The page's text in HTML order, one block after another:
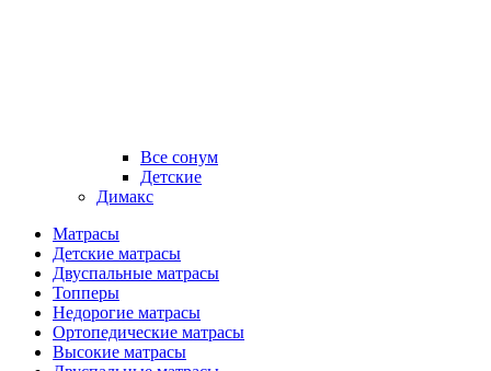
Все сонум
Детские
Димакс
Матрасы
Детские матрасы
Двуспальные матрасы
Топперы
Недорогие матрасы
Ортопедические матрасы
Высокие матрасы